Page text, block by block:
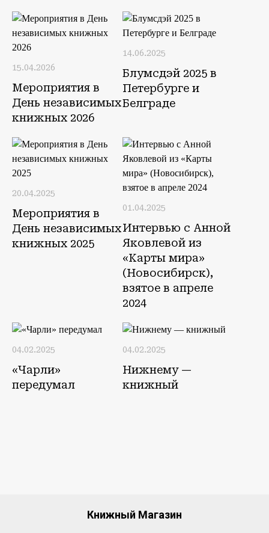
15.04.2026
Мероприятия в
День независимых
книжных 2026
14.06.2025
Блумсдэй 2025 в
Петербурге и
Белграде
20.04.2025
Мероприятия в
День независимых
книжных 2025
01.04.2025
Интервью с Анной
Яковлевой из
«Карты мира»
(Новосибирск),
взятое в апреле
2024
04.02.2025
«Чарли»
передумал
04.02.2025
Нижнему —
книжный
Книжный Магазин